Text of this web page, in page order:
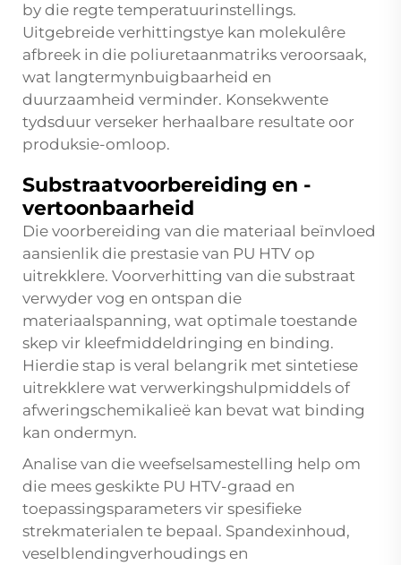
by die regte temperatuurinstellings.
Uitgebreide verhittingstye kan molekulêre
afbreek in die poliuretaanmatriks veroorsaak,
wat langtermynbuigbaarheid en
duurzaamheid verminder. Konsekwente
tydsduur verseker herhaalbare resultate oor
produksie-omloop.
Substraatvoorbereiding en -
vertoonbaarheid
Die voorbereiding van die materiaal beïnvloed
aansienlik die prestasie van PU HTV op
uitrekklere. Voorverhitting van die substraat
verwyder vog en ontspan die
materiaalspanning, wat optimale toestande
skep vir kleefmiddeldringing en binding.
Hierdie stap is veral belangrik met sintetiese
uitrekklere wat verwerkingshulpmiddels of
afweringschemikalieë kan bevat wat binding
kan ondermyn.
Analise van die weefselsamestelling help om
die mees geskikte PU HTV-graad en
toepassingsparameters vir spesifieke
strekmaterialen te bepaal. Spandexinhoud,
veselblendingverhoudings en